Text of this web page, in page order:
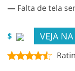
— Falta de tela
$ VEJA